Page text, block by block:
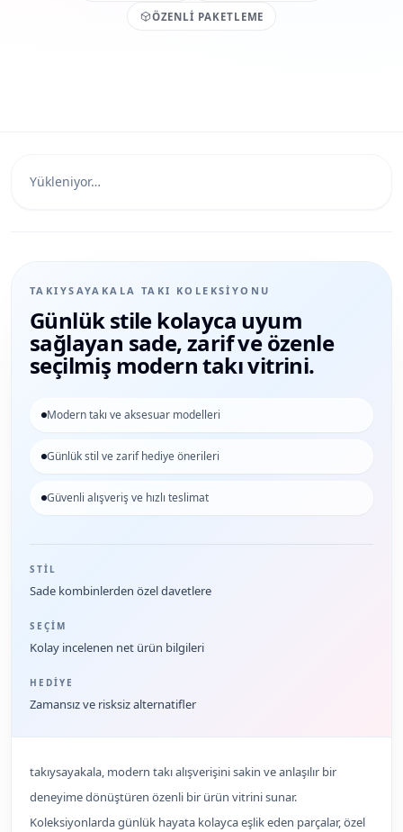
ÖZENLI PAKETLEME
Yükleniyor…
TAKIYSAYAKALA TAKI KOLEKSIYONU
Günlük stile kolayca uyum
sağlayan sade, zarif ve özenle
seçilmiş modern takı vitrini.
Modern takı ve aksesuar modelleri
Günlük stil ve zarif hediye önerileri
Güvenli alışveriş ve hızlı teslimat
STIL
Sade kombinlerden özel davetlere
SEÇIM
Kolay incelenen net ürün bilgileri
HEDIYE
Zamansız ve risksiz alternatifler
takıysayakala, modern takı alışverişini sakin ve anlaşılır bir
deneyime dönüştüren özenli bir ürün vitrini sunar.
Koleksiyonlarda günlük hayata kolayca eşlik eden parçalar, özel